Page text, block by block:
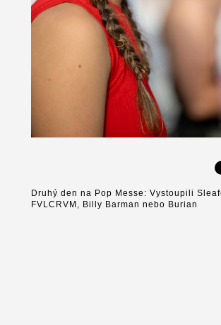
Druhý den na Pop Messe: Vystoupili
FVLCRVM, Billy Barman nebo Burian